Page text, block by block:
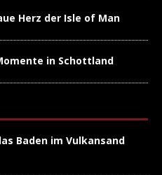
Herz der Isle of Man
in Schottland
Baden im Vulkansand